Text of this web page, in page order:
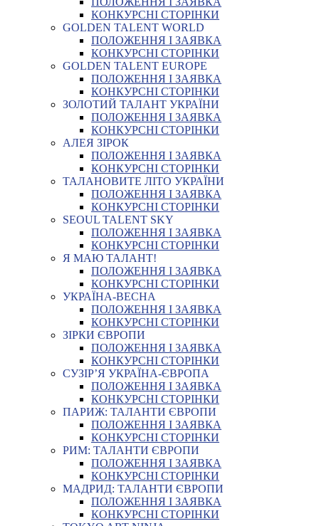
КОНКУРСНІ СТОРІНКИ
GOLDEN TALENT WORLD
ПОЛОЖЕННЯ І ЗАЯВКА
КОНКУРСНІ СТОРІНКИ
GOLDEN TALENT EUROPE
ПОЛОЖЕННЯ І ЗАЯВКА
КОНКУРСНІ СТОРІНКИ
ЗОЛОТИЙ ТАЛАНТ УКРАЇНИ
ПОЛОЖЕННЯ І ЗАЯВКА
КОНКУРСНІ СТОРІНКИ
АЛЕЯ ЗІРОК
ПОЛОЖЕННЯ І ЗАЯВКА
КОНКУРСНІ СТОРІНКИ
ТАЛАНОВИТЕ ЛІТО УКРАЇНИ
ПОЛОЖЕННЯ І ЗАЯВКА
КОНКУРСНІ СТОРІНКИ
SEOUL TALENT SKY
ПОЛОЖЕННЯ І ЗАЯВКА
КОНКУРСНІ СТОРІНКИ
Я МАЮ ТАЛАНТ!
ПОЛОЖЕННЯ І ЗАЯВКА
КОНКУРСНІ СТОРІНКИ
УКРАЇНА-ВЕСНА
ПОЛОЖЕННЯ І ЗАЯВКА
КОНКУРСНІ СТОРІНКИ
ЗІРКИ ЄВРОПИ
ПОЛОЖЕННЯ І ЗАЯВКА
КОНКУРСНІ СТОРІНКИ
СУЗІР’Я УКРАЇНА-ЄВРОПА
ПОЛОЖЕННЯ І ЗАЯВКА
КОНКУРСНІ СТОРІНКИ
ПАРИЖ: ТАЛАНТИ ЄВРОПИ
ПОЛОЖЕННЯ І ЗАЯВКА
КОНКУРСНІ СТОРІНКИ
РИМ: ТАЛАНТИ ЄВРОПИ
ПОЛОЖЕННЯ І ЗАЯВКА
КОНКУРСНІ СТОРІНКИ
МАДРИД: ТАЛАНТИ ЄВРОПИ
ПОЛОЖЕННЯ І ЗАЯВКА
КОНКУРСНІ СТОРІНКИ